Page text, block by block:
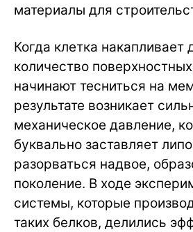
материалы для
Когда клетка накапливает
количество
начинают тесниться на
результате возникает
механическое давление,
буквально заставляет
разорваться надвое,
поколение. В ходе
системы, которые
таких белков, делились